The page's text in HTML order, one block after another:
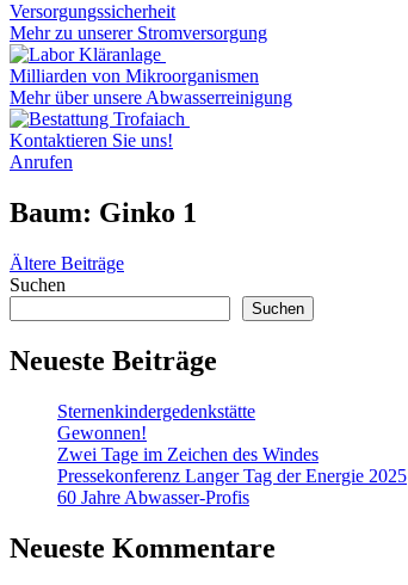
Versorgungssicherheit
Mehr zu unserer Stromversorgung
Milliarden von Mikroorganismen
Mehr über unsere Abwasserreinigung
Kontaktieren Sie uns!
Anrufen
Baum: Ginko 1
Beitragsnavigation
Ältere Beiträge
Suchen
Suchen
Neueste Beiträge
Sternenkindergedenkstätte
Gewonnen!
Zwei Tage im Zeichen des Windes
Pressekonferenz Langer Tag der Energie 2025
60 Jahre Abwasser-Profis
Neueste Kommentare